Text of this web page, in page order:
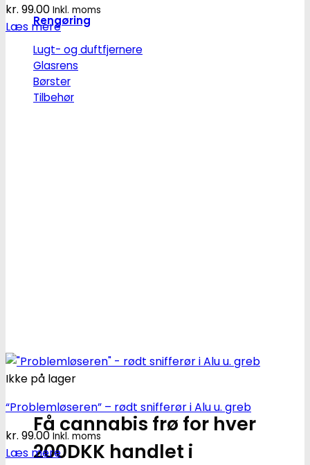
Rengøring
Lugt- og duftfjernere
Glasrens
Børster
Tilbehør
Få cannabis frø for hver
200DKK handlet i
kr. 99.00 Inkl. moms
Læs mere
Ikke på lager
“Problemløseren” – rødt snifferør i Alu u. greb
kr. 99.00 Inkl. moms
Læs mere